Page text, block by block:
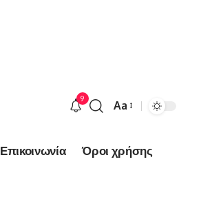
9
Font
Aa
Επικοινωνία Όροι χρήσης